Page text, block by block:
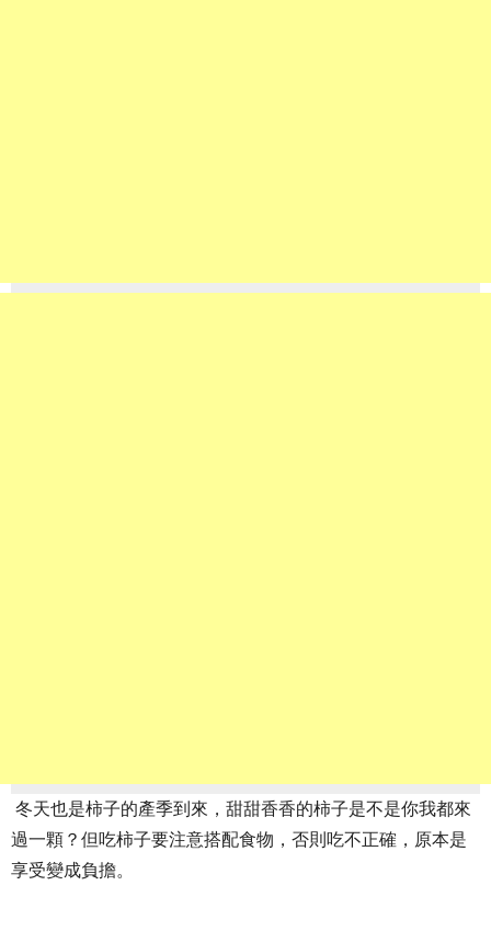
​ 冬天也是柿子的產季到來，甜甜香香的柿子是不是你我都來
過一顆？但吃柿子要注意搭配食物，否則吃不正確，原本是
享受變成負擔。